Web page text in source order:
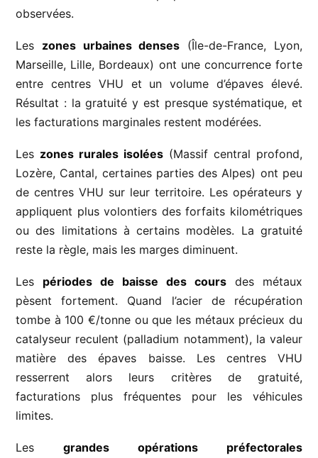
observées.
Les zones urbaines denses (Île-de-France, Lyon,
Marseille, Lille, Bordeaux) ont une concurrence forte
entre centres VHU et un volume d’épaves élevé.
Résultat : la gratuité y est presque systématique, et
les facturations marginales restent modérées.
Les zones rurales isolées (Massif central profond,
Lozère, Cantal, certaines parties des Alpes) ont peu
de centres VHU sur leur territoire. Les opérateurs y
appliquent plus volontiers des forfaits kilométriques
ou des limitations à certains modèles. La gratuité
reste la règle, mais les marges diminuent.
Les périodes de baisse des cours des métaux
pèsent fortement. Quand l’acier de récupération
tombe à 100 €/tonne ou que les métaux précieux du
catalyseur reculent (palladium notamment), la valeur
matière des épaves baisse. Les centres VHU
resserrent alors leurs critères de gratuité,
facturations plus fréquentes pour les véhicules
limites.
Les grandes opérations préfectorales